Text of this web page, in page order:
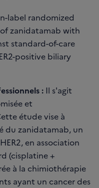
label randomized
zanidatamab with
standard-of-care
positive biliary
: Il s'agit
et
étude vise à
du zanidatamab, un
en association
(cisplatine +
à la chimiothérapie
ayant un cancer des